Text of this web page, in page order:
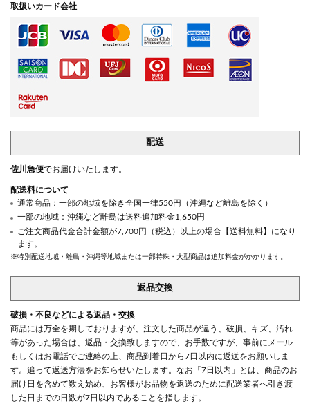
取扱いカード会社
配送
佐川急便でお届けいたします。
配送料について
通常商品：一部の地域を除き全国一律550円（沖縄など離島を除く）
一部の地域：沖縄など離島は送料追加料金1,650円
ご注文商品代金合計金額が7,700円（税込）以上の場合【送料無料】になり
ます。
※特別配送地域・離島・沖縄等地域または一部特殊・大型商品は追加料金がかかります。
返品交換
破損・不良などによる返品・交換
商品には万全を期しておりますが、注文した商品が違う、破損、キズ、汚れ
等があった場合は、返品・交換致しますので、お手数ですが、事前にメール
もしくはお電話でご連絡の上、商品到着日から7日以内に返送をお願いしま
す。追って返送方法をお知らせいたします。なお「7日以内」とは、商品のお
届け日を含めて数え始め、お客様がお品物を返送のために配送業者へ引き渡
した日までの日数が7日以内であることを指します。